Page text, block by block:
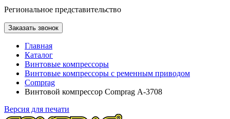
Региональное представительство
Заказать звонок
Главная
Каталог
Винтовые компрессоры
Винтовые компрессоры с ременным приводом
Comprag
Винтовой компрессор Comprag А-3708
Версия для печати